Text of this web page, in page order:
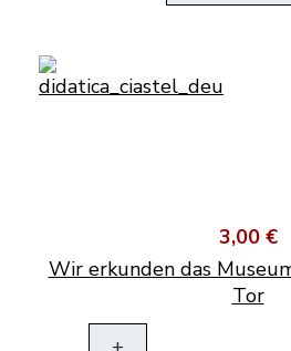
3,00 €
Wir erkunden das
Tor